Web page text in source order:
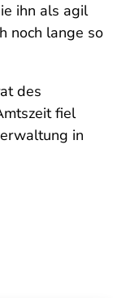
ihn als agil
noch lange so
des
fiel
in